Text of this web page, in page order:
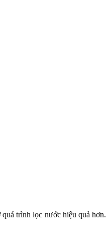
trình lọc nước hiệu quả hơn.